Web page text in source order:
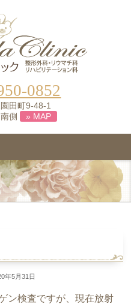
0852
田町9-48-1
側
» MAP
年5月31日
ン検査ですが、現在放射